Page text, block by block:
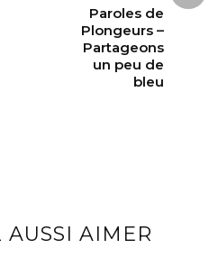
Paroles de
Plongeurs –
Partageons
un peu de
bleu
AUSSI AIMER